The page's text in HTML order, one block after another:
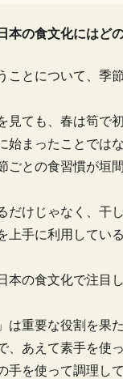
本の食文化にはど
ことについて、季
見ても、春は筍で
始まったことでは
ごとの食習慣が垣
だけじゃなく、干
上手に利用してい
本の食文化で注目
は重要な役割を果
、あえて素手を使
手を使って調理し